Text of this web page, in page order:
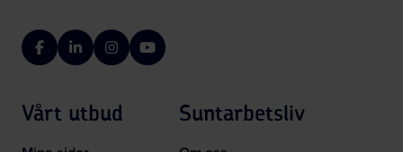
FacebookLinkedInInstagramYouTube
Vårt utbud Suntarbetsliv